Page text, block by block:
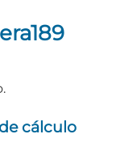
cálculo